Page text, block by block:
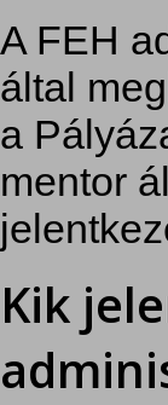
A FEH
által
a
mentor
Kik